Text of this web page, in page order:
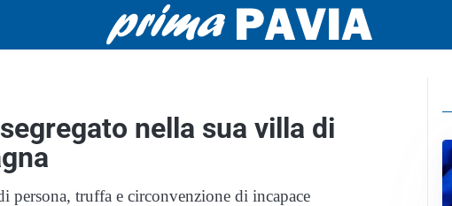
nella sua villa di
persona, truffa e circonvenzione di incapace